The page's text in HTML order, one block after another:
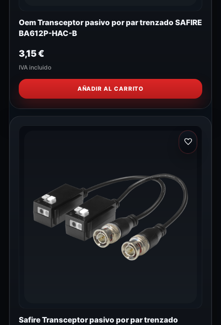
Oem Transceptor pasivo por par trenzado SAFIRE
BA612P-HAC-B
3,15€
IVA incluido
AÑADIR AL CARRITO
Safire Transceptor pasivo por par trenzado